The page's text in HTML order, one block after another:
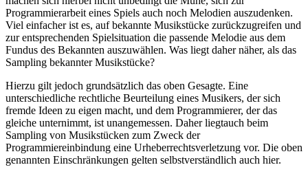
Programmierarbeit eines Spiels auch noch Melodien auszudenken.
Viel einfacher ist es, auf bekannte Musikstücke zurückzugreifen und
zur entsprechenden Spielsituation die passende Melodie aus dem
Fundus des Bekannten auszuwählen. Was liegt daher näher, als das
Sampling bekannter Musikstücke?
Hierzu gilt jedoch grundsätzlich das oben Gesagte. Eine
unterschiedliche rechtliche Beurteilung eines Musikers, der sich
fremde Ideen zu eigen macht, und dem Programmierer, der das
gleiche unternimmt, ist unangemessen. Daher liegtauch beim
Sampling von Musikstücken zum Zweck der
Programmiereinbindung eine Urheberrechtsverletzung vor. Die oben
genannten Einschränkungen gelten selbstverständlich auch hier.